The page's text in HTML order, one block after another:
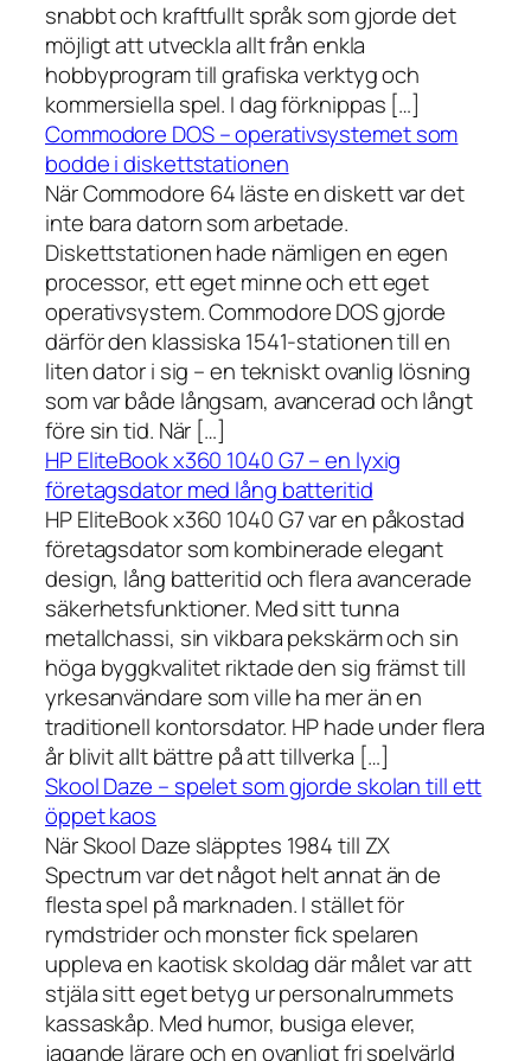
snabbt och kraftfullt språk som gjorde det
möjligt att utveckla allt från enkla
hobbyprogram till grafiska verktyg och
kommersiella spel. I dag förknippas […]
Commodore DOS – operativsystemet som
bodde i diskettstationen
När Commodore 64 läste en diskett var det
inte bara datorn som arbetade.
Diskettstationen hade nämligen en egen
processor, ett eget minne och ett eget
operativsystem. Commodore DOS gjorde
därför den klassiska 1541-stationen till en
liten dator i sig – en tekniskt ovanlig lösning
som var både långsam, avancerad och långt
före sin tid. När […]
HP EliteBook x360 1040 G7 – en lyxig
företagsdator med lång batteritid
HP EliteBook x360 1040 G7 var en påkostad
företagsdator som kombinerade elegant
design, lång batteritid och flera avancerade
säkerhetsfunktioner. Med sitt tunna
metallchassi, sin vikbara pekskärm och sin
höga byggkvalitet riktade den sig främst till
yrkesanvändare som ville ha mer än en
traditionell kontorsdator. HP hade under flera
år blivit allt bättre på att tillverka […]
Skool Daze – spelet som gjorde skolan till ett
öppet kaos
När Skool Daze släpptes 1984 till ZX
Spectrum var det något helt annat än de
flesta spel på marknaden. I stället för
rymdstrider och monster fick spelaren
uppleva en kaotisk skoldag där målet var att
stjäla sitt eget betyg ur personalrummets
kassaskåp. Med humor, busiga elever,
jagande lärare och en ovanligt fri spelvärld